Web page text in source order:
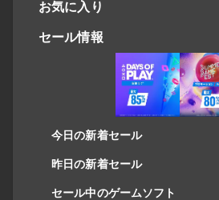
お気に入り
セール情報
今日の新着セール
昨日の新着セール
セール中のゲームソフト